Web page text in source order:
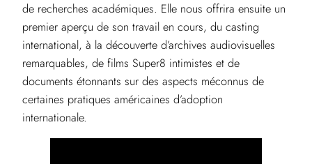
de recherches académiques. Elle nous offrira ensuite un
premier aperçu de son travail en cours, du casting
international, à la découverte d’archives audiovisuelles
remarquables, de films Super8 intimistes et de
documents étonnants sur des aspects méconnus de
certaines pratiques américaines d’adoption
internationale.